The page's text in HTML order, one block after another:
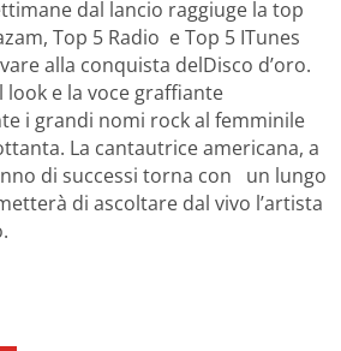
dal lancio raggiuge la top
Top 5 Radio e Top 5 ITunes
alla conquista delDisco d’oro.
e la voce graffiante
i grandi nomi rock al femminile
La cantautrice americana, a
di successi torna con un lungo
di ascoltare dal vivo l’artista